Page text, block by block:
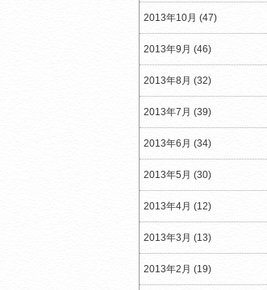
2013年10月 (47)
2013年9月 (46)
2013年8月 (32)
2013年7月 (39)
2013年6月 (34)
2013年5月 (30)
2013年4月 (12)
2013年3月 (13)
2013年2月 (19)